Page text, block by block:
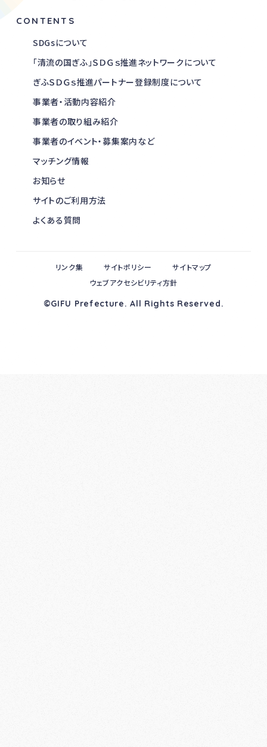
CONTENTS
SDGsについて
「清流の国ぎふ」ＳＤＧｓ推進ネットワークについて
ぎふＳＤＧｓ推進パートナー登録制度について
事業者・活動内容紹介
事業者の取り組み紹介
事業者のイベント・募集案内など
マッチング情報
お知らせ
サイトのご利用方法
よくある質問
©GIFU Prefecture. All Rights Reserved.
リンク集 サイトポリシー
サイトマップ
ウェブアクセシビリティ方針